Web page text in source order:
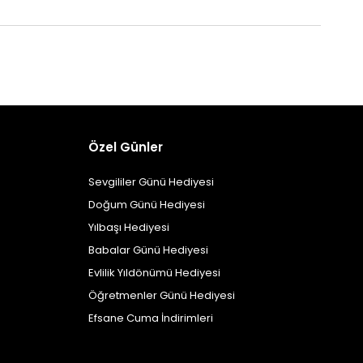
Özel Günler
Sevgililer Günü Hediyesi
Doğum Günü Hediyesi
Yılbaşı Hediyesi
Babalar Günü Hediyesi
Evlilik Yıldönümü Hediyesi
Öğretmenler Günü Hediyesi
Efsane Cuma İndirimleri